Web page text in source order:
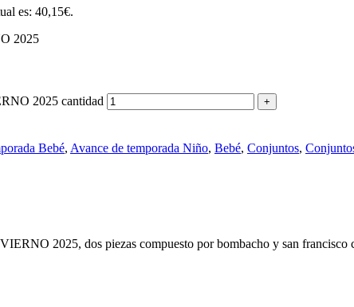
es: 40,15€.
2025
2025 cantidad
Bebé, Avance de temporada Niño, Bebé, Conjuntos,
2025, dos piezas compuesto por bombacho y san francisco